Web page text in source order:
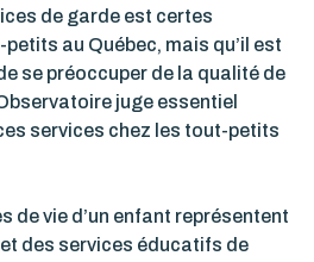
de garde est certes
au Québec, mais qu’il est
se préoccuper de la qualité de
juge essentiel
services chez les tout-petits
de vie d’un enfant représentent
des services éducatifs de